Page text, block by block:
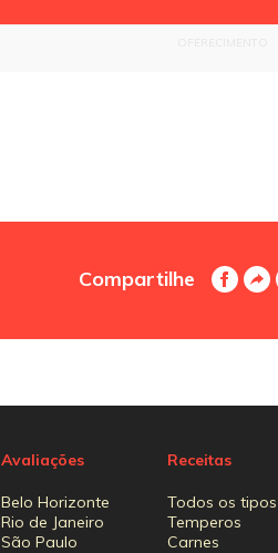
Compartilhe
Avaliações
Belo Horizonte
Rio de Janeiro
São Paulo
Receitas
Todos os tipos
Temperos
Carnes